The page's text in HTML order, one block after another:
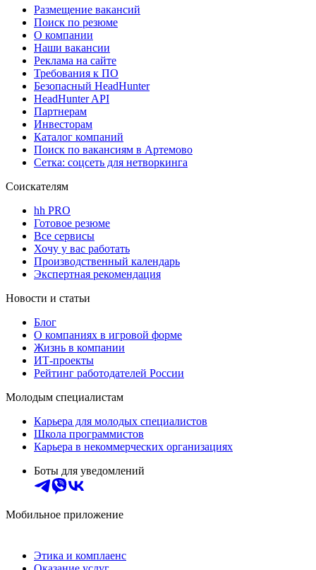
Размещение вакансий
Поиск по резюме
О компании
Наши вакансии
Реклама на сайте
Требования к ПО
Безопасный HeadHunter
HeadHunter API
Партнерам
Инвесторам
Каталог компаний
Поиск по вакансиям в Артемово
Сетка: соцсеть для нетворкинга
Соискателям
hh PRO
Готовое резюме
Все сервисы
Хочу у вас работать
Производственный календарь
Экспертная рекомендация
Новости и статьи
Блог
О компаниях в игровой форме
Жизнь в компании
ИТ-проекты
Рейтинг работодателей России
Молодым специалистам
Карьера для молодых специалистов
Школа программистов
Карьера в некоммерческих организациях
Боты для уведомлений
Мобильное приложение
Этика и комплаенс